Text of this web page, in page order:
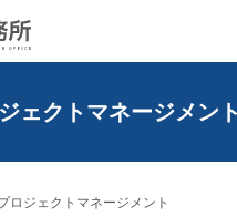
ェクトマネージメント
ロジェクトマネージメント